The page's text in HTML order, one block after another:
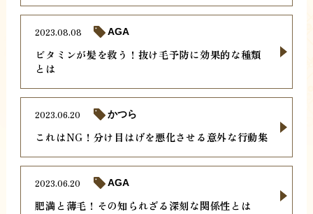
ビタミンが髪を救う！抜け毛予防に効果的な種類
とは
2023.08.08 AGA
これはNG！分け目はげを悪化させる意外な行動集
2023.06.20 かつら
肥満と薄毛！その知られざる深刻な関係性とは
2023.06.20 AGA